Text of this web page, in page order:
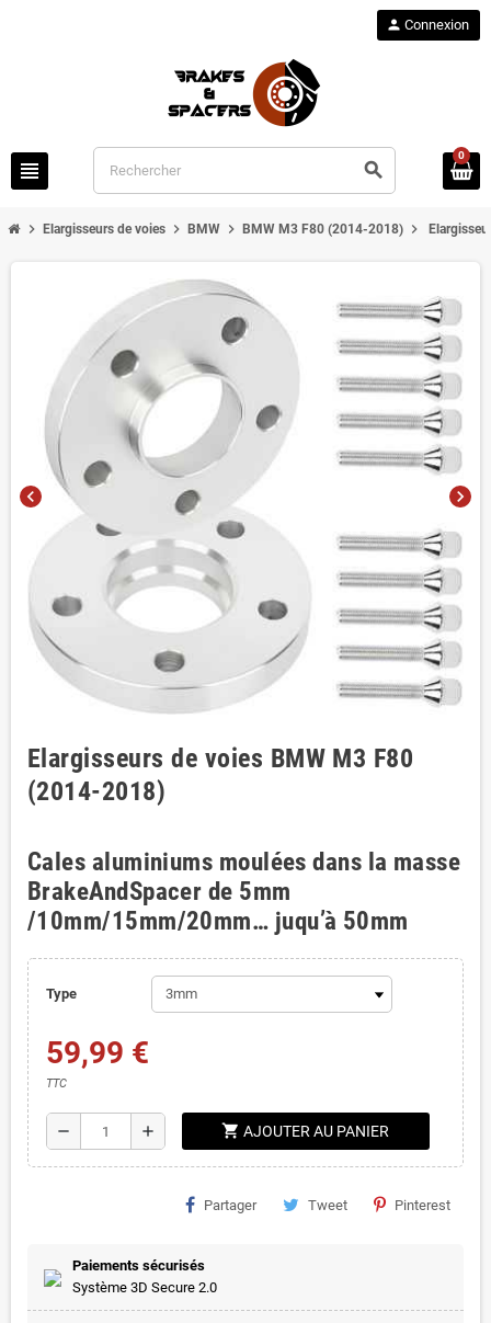
view_headline search
person Connexion
0
chevron_right Elargisseurs de voies chevron_right BMW chevron_right BMW M3 F80 (2014-2018) chevron_right
chevron_left chevron_right
Elargisseurs de voies BMW M3 F80
(2014-2018)
Cales aluminiums moulées dans la masse
BrakeAndSpacer de 5mm
/10mm/15mm/20mm… juqu’à 50mm
Type
59,99 €
TTC
remove add shopping_cart AJOUTER AU PANIER
Partager Tweet Pinterest
Paiements sécurisés
Système 3D Secure 2.0